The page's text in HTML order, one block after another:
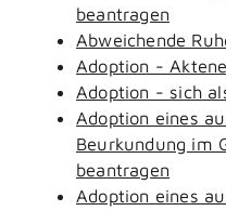
beantragen
Abweichende
Adoption -
Adoption - sich
Adoption eines
Beurkundung im
beantragen
Adoption eines